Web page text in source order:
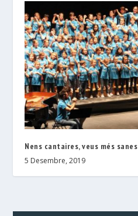
Nens cantaires, veus més sanes
5 Desembre, 2019